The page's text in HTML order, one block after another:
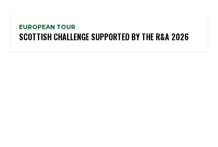
EUROPEAN TOUR
SCOTTISH CHALLENGE SUPPORTED BY THE R&A 2026